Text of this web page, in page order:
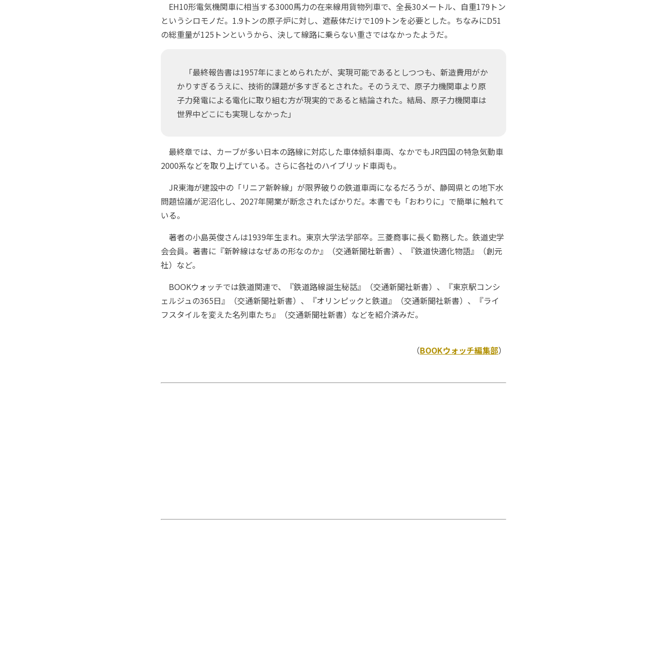
EH10形電気機関車に相当する3000馬力の在来線用貨物列車で、全長30メートル、自重179トン
というシロモノだ。1.9トンの原子炉に対し、遮蔽体だけで109トンを必要とした。ちなみにD51
の総重量が125トンというから、決して線路に乗らない重さではなかったようだ。
「最終報告書は1957年にまとめられたが、実現可能であるとしつつも、新造費用がか
かりすぎるうえに、技術的課題が多すぎるとされた。そのうえで、原子力機関車より原
子力発電による電化に取り組む方が現実的であると結論された。結局、原子力機関車は
世界中どこにも実現しなかった」
最終章では、カーブが多い日本の路線に対応した車体傾斜車両、なかでもJR四国の特急気動車
2000系などを取り上げている。さらに各社のハイブリッド車両も。
JR東海が建設中の「リニア新幹線」が限界破りの鉄道車両になるだろうが、静岡県との地下水
問題協議が泥沼化し、2027年開業が断念されたばかりだ。本書でも「おわりに」で簡単に触れて
いる。
著者の小島英俊さんは1939年生まれ。東京大学法学部卒。三菱商事に長く勤務した。鉄道史学
会会員。著書に『新幹線はなぜあの形なのか』（交通新聞社新書）、『鉄道快適化物語』（創元
社）など。
BOOKウォッチでは鉄道関連で、『鉄道路線誕生秘話』（交通新聞社新書）、『東京駅コンシ
ェルジュの365日』（交通新聞社新書）、『オリンピックと鉄道』（交通新聞社新書）、『ライ
フスタイルを変えた名列車たち』（交通新聞社新書）などを紹介済みだ。
（BOOKウォッチ編集部）